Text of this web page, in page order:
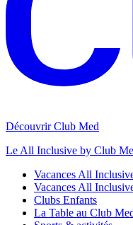
Découvrir Club Med
Le All Inclusive by Club
Vacances All
Vacances All
Clubs Enfants
La Table au Club